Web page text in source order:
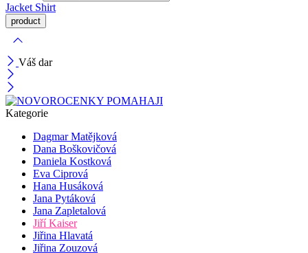
Jacket Shirt
Váš dar
Kategorie
Dagmar Matějková
Dana Boškovičová
Daniela Kostková
Eva Ciprová
Hana Husáková
Jana Pytáková
Jana Zapletalová
Jiří Kaiser
Jiřina Hlavatá
Jiřina Zouzová